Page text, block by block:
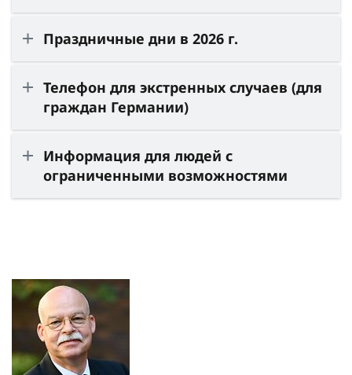
Праздничные дни в 2026 г.
Телефон для экстренных случаев (для
граждан Германии)
Информация для людей с
ограниченными возможностями